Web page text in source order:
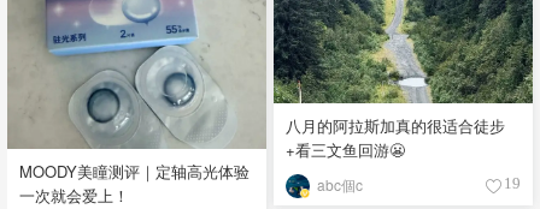
八月的阿拉斯加真的很适合徒步
+看三文鱼回游😬
abc個c 19
MOODY美瞳测评｜定轴高光体验
一次就会爱上！